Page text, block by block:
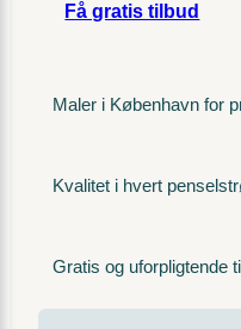
Få gratis tilbud
Maler i København for
Kvalitet i hvert
Gratis og uforpligtende